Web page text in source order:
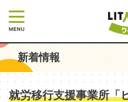
新着情報
就労移行支援事業所「